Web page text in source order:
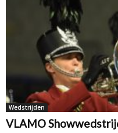
Wedstrijden
VLAMO